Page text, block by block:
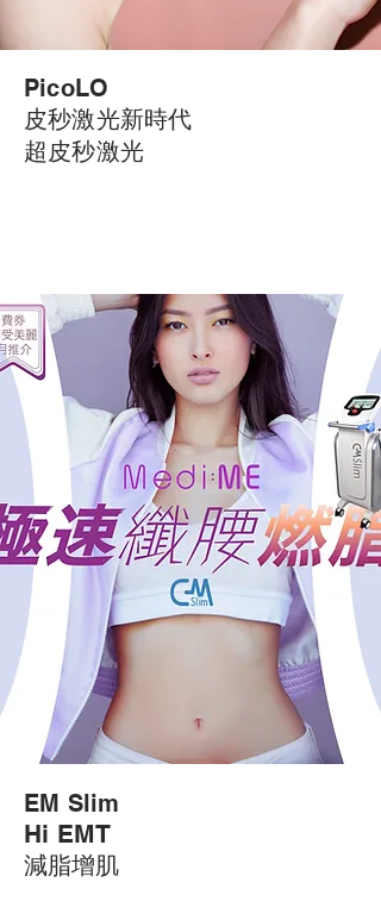
PicoLO
皮秒激光新時代
超皮秒激光
EM Slim
Hi EMT
減脂增肌